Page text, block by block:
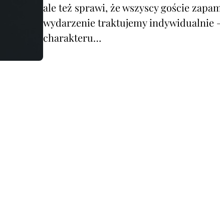
ale też sprawi, że wszyscy goście
wydarzenie traktujemy indywidualnie
charakteru…